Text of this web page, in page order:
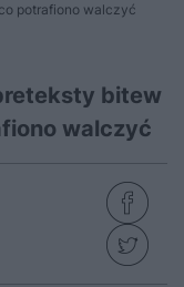
potrafiono walczyć
bitew
walczyć